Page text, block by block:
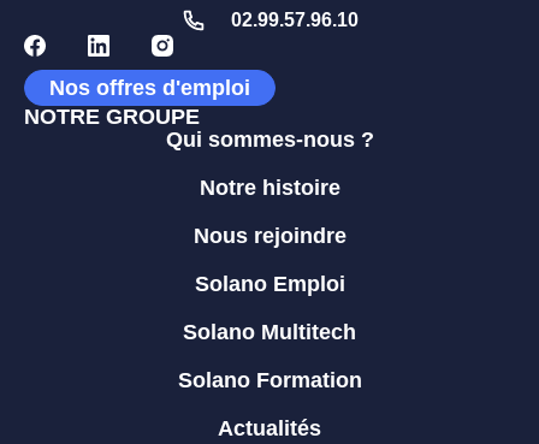
02.99.57.96.10
Nos offres d'emploi
NOTRE GROUPE
Qui sommes-nous ?
Notre histoire
Nous rejoindre
Solano Emploi
Solano Multitech
Solano Formation
Actualités